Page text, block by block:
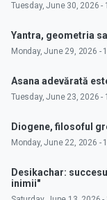
Tuesday, June 30, 2026 -
Yantra, geometria
Monday, June 29, 2026 -
Asana adevărată
Tuesday, June 23, 2026 -
Diogene, filosoful
Monday, June 22, 2026 -
Desikachar:
inimii"